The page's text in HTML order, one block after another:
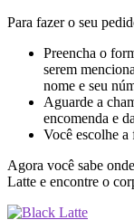
Para fazer o seu
Preencha o
serem
nome e seu
Aguarde a
encomenda e
Você escolhe a
Agora você sabe
Latte e encontre o